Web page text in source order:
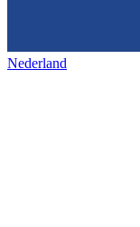
Nederland